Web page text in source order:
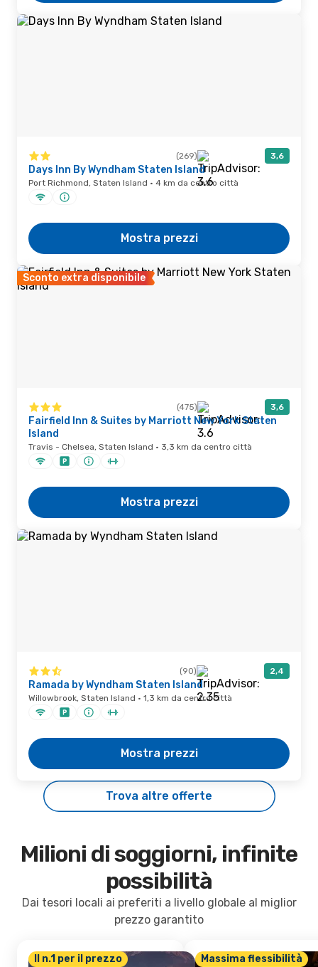
(269) 3,6
Days Inn By Wyndham Staten Island
Port Richmond, Staten Island · 4 km da centro città
Mostra prezzi
Sconto extra disponibile
(475) 3,6
Fairfield Inn & Suites by Marriott New York Staten
Island
Travis - Chelsea, Staten Island · 3,3 km da centro città
Mostra prezzi
(90) 2,4
Ramada by Wyndham Staten Island
Willowbrook, Staten Island · 1,3 km da centro città
Mostra prezzi
Trova altre offerte
Milioni di soggiorni, infinite
possibilità
Dai tesori locali ai preferiti a livello globale al miglior
prezzo garantito
Il n.1 per il prezzo Massima flessibilità